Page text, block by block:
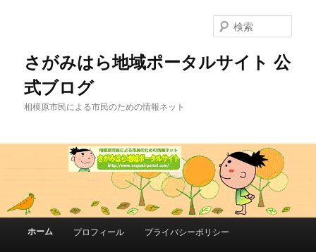
移
動
動
さがみはら地域ポータルサイト 公
式ブログ
相模原市民による市民のための情報ネット
索
ホーム プロフィール プライバシーポリシー